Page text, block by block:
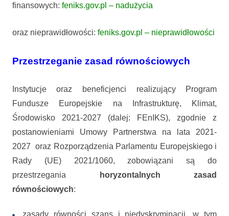
finansowych: feniks.gov.pl – nadużycia
oraz nieprawidłowości: feniks.gov.pl – nieprawidłowości
Przestrzeganie zasad równościowych
Instytucje oraz beneficjenci realizujący Program
Fundusze Europejskie na Infrastrukturę, Klimat,
Środowisko 2021-2027 (dalej: FEnIKS), zgodnie z
postanowieniami Umowy Partnerstwa na lata 2021-
2027 oraz Rozporządzenia Parlamentu Europejskiego i
Rady (UE) 2021/1060, zobowiązani są do
przestrzegania
horyzontalnych zasad
równościowych:
zasady równości szans i niedyskryminacji, w tym